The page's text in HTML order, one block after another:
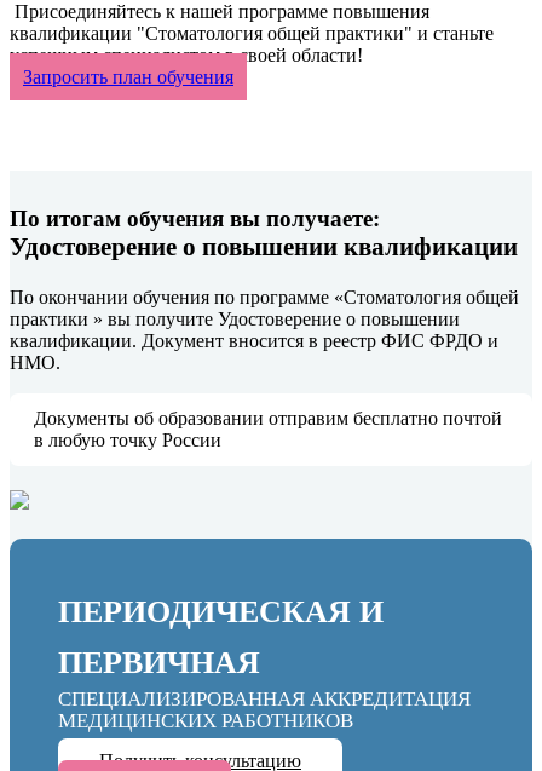
Присоединяйтесь к нашей программе повышения
квалификации "Стоматология общей практики" и станьте
успешным специалистом в своей области!
Запросить план обучения
По итогам обучения вы получаете:
Удостоверение о повышении квалификации
По окончании обучения по программе «Стоматология общей
практики » вы получите Удостоверение о повышении
квалификации. Документ вносится в реестр ФИС ФРДО и
НМО.
Документы об образовании отправим бесплатно почтой
в любую точку России
ПЕРИОДИЧЕСКАЯ И
ПЕРВИЧНАЯ
СПЕЦИАЛИЗИРОВАННАЯ АККРЕДИТАЦИЯ
МЕДИЦИНСКИХ РАБОТНИКОВ
Получить консультацию